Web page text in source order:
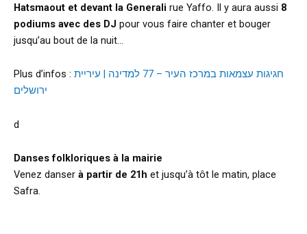
Hatsmaout et devant la Generali rue Yaffo. Il y aura aussi 8
podiums avec des DJ pour vous faire chanter et bouger
jusqu’au bout de la nuit…
Plus d’infos : חגיגות עצמאות במרכז העיר – 77 למדינה | עיריית
ירושלים
d
Danses folkloriques à la mairie
Venez danser à partir de 21h et jusqu’à tôt le matin, place
Safra.